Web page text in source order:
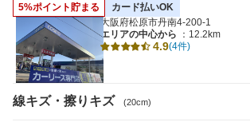
5%ポイント貯まる
カード払いOK
大阪府松原市丹南4-200-1
エリアの中心から
：12.2km
4.9(4件)
線キズ・擦りキズ (20cm)